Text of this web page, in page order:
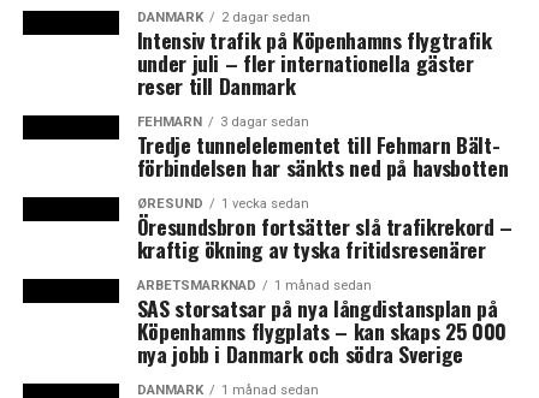
förutsättningar för att det ska bli självbärande, skriver
Lars Rohde i en kommentar till Nationalbankens nya
kvartalsrapport.
Tillväxten bygger bland på den ökande sysselsättningen
där 28 000 fler har jobb jämfört med samma tid i fjor.
Sysselsättningen ökar främst inom handel och privat
service men även inom industrin och byggbranschen.
Under 2016 räknar Nationalbanken med att både BNP
och den privata konsumtionen ökar med två procent
medan exporten stiger med 3,2 procent. (News Øresund
– Peter Mulvany)
Fakta: dansk ekonomi
DANMARK 2 dagar sedan
Intensiv trafik på Köpenhamns flygtrafik
under juli – fler internationella gäster
reser till Danmark
FEHMARN 3 dagar sedan
Tredje tunnelelementet till Fehmarn Bält-
förbindelsen har sänkts ned på havsbotten
ØRESUND 1 vecka sedan
Öresundsbron fortsätter slå trafikrekord –
kraftig ökning av tyska fritidsresenärer
ARBETSMARKNAD 1 månad sedan
SAS storsatsar på nya långdistansplan på
Köpenhamns flygplats – kan skaps 25 000
nya jobb i Danmark och södra Sverige
DANMARK 1 månad sedan